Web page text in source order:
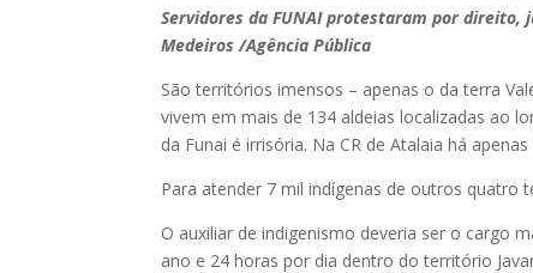
Servidores da FUNAI protestaram por direito,
Medeiros /Agência Pública
São territórios imensos – apenas o da terra
vivem em mais de 134 aldeias localizadas ao
da Funai é irrisória. Na CR de Atalaia há
Para atender 7 mil indígenas de outros quatro
O auxiliar de indigenismo deveria ser o cargo
ano e 24 horas por dia dentro do território